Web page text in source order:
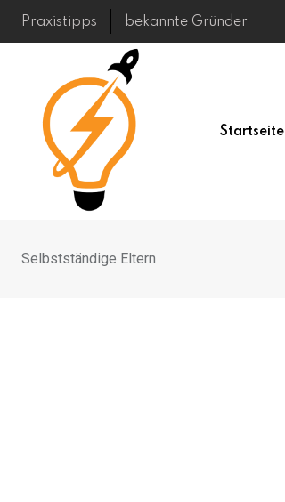
Skip
Praxistipps bekannte Gründer
Startseite
Selbstständige Eltern